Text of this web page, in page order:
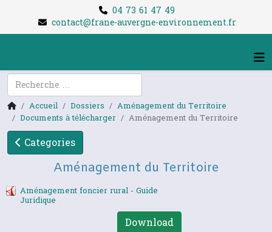
04 73 61 47 49
contact@frane-auvergne-environnement.fr
Rechercher
Accueil
Dossiers
Aménagement du Territoire
Documents à télécharger
Aménagement du Territoire
Categories
Aménagement du Territoire
Aménagement foncier rural - Guide
Juridique
Download